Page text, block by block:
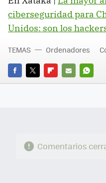
ciberseguridad para
Unidos: son los
FACEBOOK
TWITTERFLIPBOARD
E-
TEMAS Ordenadores
Comentarios